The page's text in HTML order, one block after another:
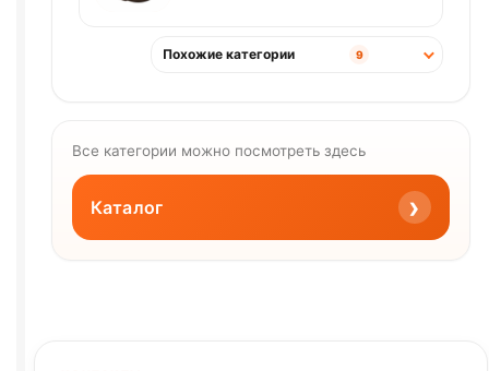
Похожие категории 9
Все категории можно посмотреть здесь
Каталог ›